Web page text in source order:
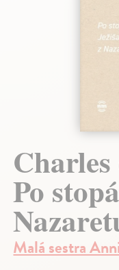
Po
Malá sestra